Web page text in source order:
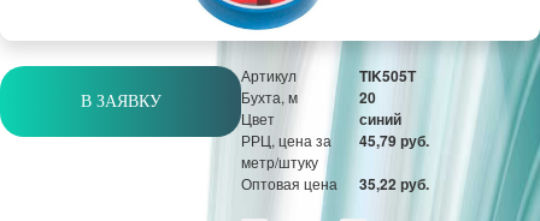
В ЗАЯВКУ
Артикул TIK505Т
Бухта, м 20
Цвет синий
РРЦ, цена за
метр/штуку
45,79 руб.
Оптовая цена 35,22 руб.